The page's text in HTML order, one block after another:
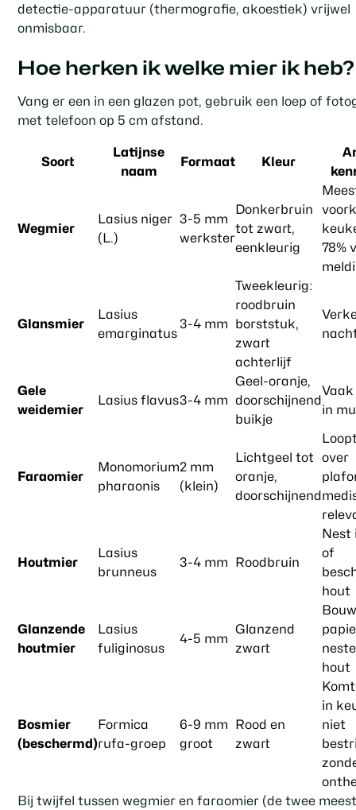
detectie-apparatuur (thermografie, akoestiek) vrijwel
onmisbaar.
Hoe herken ik welke mier ik heb?
Vang er een in een glazen pot, gebruik een loep of
met telefoon op 5 cm afstand.
Soort
Latijnse
naam
Formaat Kleur
Wegmier
Lasius niger
(L.)
3-5 mm
werkster
Donkerbruin
tot zwart,
eenkleurig
78%
Glansmier
Lasius
emarginatus
3-4 mm
Tweekleurig:
roodbruin
borststuk,
zwart
achterlijf
Gele
weidemier
Lasius flavus3-4 mm
Geel-oranje,
doorschijnend
buikje
in
Faraomier
Monomorium
pharaonis
2 mm
(klein)
Lichtgeel tot
oranje,
doorschijnend
over
Houtmier
Lasius
brunneus
3-4 mm Roodbruin
Nest
of
hout
Glanzende
houtmier
Lasius
fuliginosus
4-5 mm
Glanzend
zwart
hout
Bosmier
(beschermd)
Formica
rufa-groep
6-9 mm
groot
Rood en
zwart
in
niet
Bij twijfel tussen wegmier en faraomier (de twee